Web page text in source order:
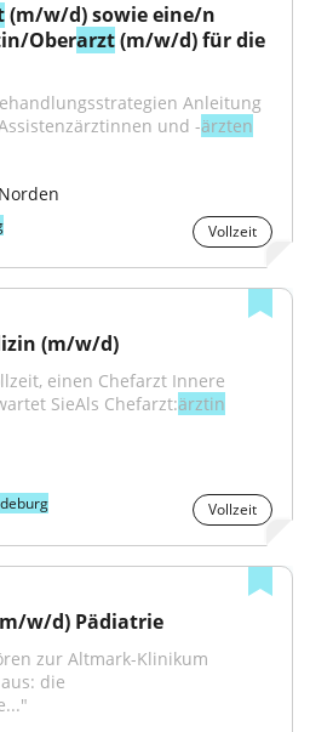
(m/w/d) sowie eine/n
Oberarzt (m/w/d) für die
Anleitung
und -ärzten
Vollzeit
(m/w/d)
einen Chefarzt Innere
SieAls Chefarzt:ärztin
Vollzeit
w/d) Pädiatrie
zur Altmark-Klinikum
die